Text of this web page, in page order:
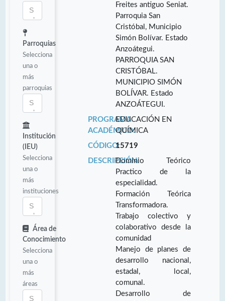
Parroquias
Selecciona
una o
más
parroquias
Institución
(IEU)
Selecciona
una o
más
instituciones
Área de
Conocimiento
Selecciona
una o
más
áreas
Freites antiguo Seniat.
Parroquia San
Cristóbal, Municipio
Simón Bolívar. Estado
Anzoátegui.
PARROQUIA SAN
CRISTÓBAL.
MUNICIPIO SIMÓN
BOLÍVAR. Estado
ANZOÁTEGUI.
PROGRAMA
ACADÉMICO:
EDUCACIÓN EN
QUÍMICA
CÓDIGO:15719
DESCRIPCIÓN:Dominio Teórico
Practico de la
especialidad.
Formación Teórica
Transformadora.
Trabajo colectivo y
colaborativo desde la
comunidad
Manejo de planes de
desarrollo nacional,
estadal, local,
comunal.
Desarrollo de